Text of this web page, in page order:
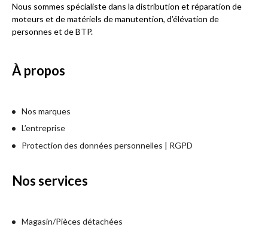
Nous sommes spécialiste dans la distribution et réparation de
moteurs et de matériels de manutention, d’élévation de
personnes et de BTP.
À propos
Nos marques
L’entreprise
Protection des données personnelles | RGPD
Nos services
Magasin/Pièces détachées